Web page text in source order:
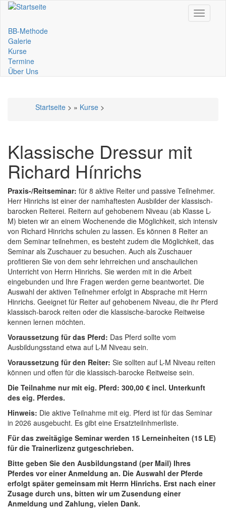
Direkt
Toggle
Main
navigation
BB-Methode
Galerie
Kurse
Termine
Über Uns
Startseite > Kurse >
Klassische Dressur mit
Richard Hínrichs
Praxis-/Reitseminar: für 8 aktive Reiter und passive Teilnehmer.
Herr Hinrichs ist einer der namhaftesten Ausbilder der klassisch-
barocken Reiterei. Reitern auf gehobenem Niveau (ab Klasse L-
M) bieten wir an einem Wochenende die Möglichkeit, sich intensiv
von Richard Hinrichs schulen zu lassen. Es können 8 Reiter an
dem Seminar teilnehmen, es besteht zudem die Möglichkeit, das
Seminar als Zuschauer zu besuchen. Auch als Zuschauer
profitieren Sie von dem sehr lehrreichen und anschaulichen
Unterricht von Herrn Hinrichs. Sie werden mit in die Arbeit
eingebunden und Ihre Fragen werden gerne beantwortet. Die
Auswahl der aktiven Teilnehmer erfolgt in Absprache mit Herrn
Hinrichs. Geeignet für Reiter auf gehobenem Niveau, die ihr Pferd
klassisch-barock reiten oder die klassische-barocke Reitweise
kennen lernen möchten.
Voraussetzung für das Pferd: Das Pferd sollte vom
Ausbildungsstand etwa auf L-M Niveau sein.
Voraussetzung für den Reiter: Sie sollten auf L-M Niveau reiten
können und offen für die klassisch-barocke Reitweise sein.
Die Teilnahme nur mit eig. Pferd: 300,00 € incl. Unterkunft
des eig. Pferdes.
Hinweis: Die aktive Teilnahme mit eig. Pferd ist für das Seminar
in 2026 ausgebucht. Es gibt eine Ersatzteilnhmerliste.
Für das zweitägige Seminar werden 15 Lerneinheiten (15 LE)
für die Trainerlizenz gutgeschrieben.
Bitte geben Sie den Ausbildungstand (per Mail) Ihres
Pferdes vor einer Anmeldung an. Die Auswahl der Pferde
erfolgt später gemeinsam mit Herrn Hinrichs. Erst nach einer
Zusage durch uns, bitten wir um Zusendung einer
Anmeldung und Zahlung, vielen Dank.